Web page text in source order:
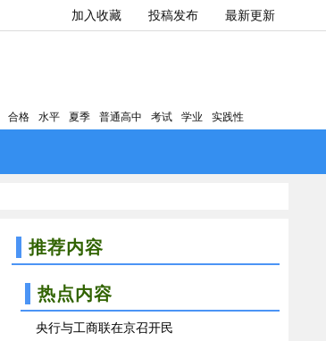
加入收藏 投稿发布 最新更新
合格 水平 夏季 普通高中 考试 学业
实践性
推荐内容
热点内容
央行与工商联在京召开民